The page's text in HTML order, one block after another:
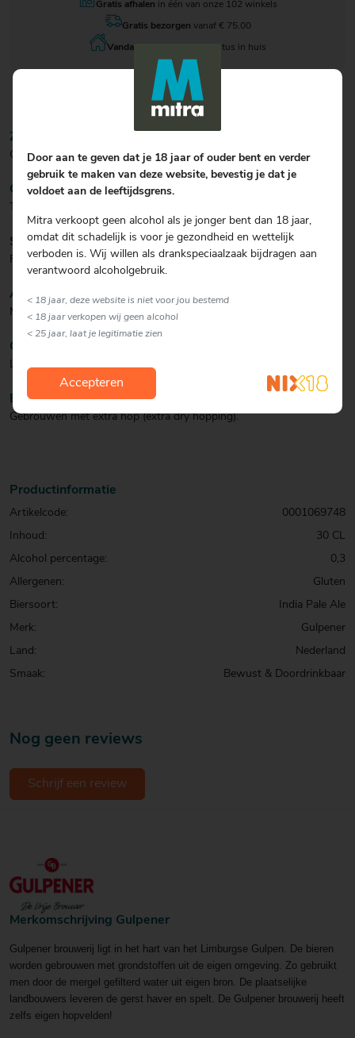
Gratis afhalen in één van onze 102 winkels
Gratis bezorgen vanaf € 75.00
Vandaag besteld , 11 augustus in huis
ZICHT/KLEUR
Goudgele tot oranjeachtige kleur.
GEUR
SMAAK
Fris, licht moutig en hoppig.
AFDRONK
Milde bitter met een lichte zoete afdronk.
CULINAIR
Lekker bij Mexicaanse gerechten of ideaal bij een zomerse BBQ.
BIJZONDERHEDEN
Gebrouwen met extra hop (extra dry hopping).
Nog geen reviews
Schrijf een review
Productinformatie
Artikelcode:
0001069748
Inhoud:
30 CL
Alcohol percentage:
0,3
Allergenen:
Gluten
Biersoort:
India Pale Ale
Merk:
Gulpener
Land:
Nederland
Smaak:
Bewust & Doordrinkbaar
Merkomschrijving Gulpener
Gulpener brouwerij ligt in het hart van het Limburgse Gulpen. De bieren
worden gebrouwen met grondstoffen uit de eigen omgeving. Zo gebruikt
men door de mergel gefilterd water uit eigen bron. De plaatselijke
landbouwers leveren de gerst haver en spelt.
De Gulpener brouwerij heeft
zelfs eigen hopvelden!
Door aan te geven dat je 18 jaar of ouder bent en verder
gebruik te maken van deze website, bevestig je dat je
voldoet aan de leeftijdsgrens.
Mitra verkoopt geen alcohol als je jonger bent dan 18 jaar,
omdat dit schadelijk is voor je gezondheid en wettelijk
verboden is. Wij willen als drankspeciaalzaak bijdragen aan
verantwoord alcoholgebruik.
< 18 jaar, deze website is niet voor jou bestemd
< 18 jaar verkopen wij geen alcohol
< 25 jaar, laat je legitimatie zien
Accepteren